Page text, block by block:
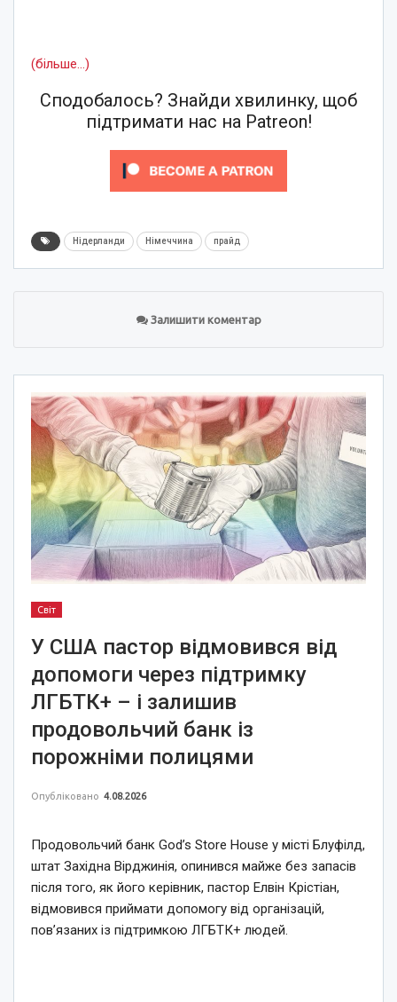
(більше…)
Сподобалось? Знайди хвилинку, щоб
підтримати нас на Patreon!
Нідерланди Німеччина прайд
Залишити коментар
Світ
У США пастор відмовився від
допомоги через підтримку
ЛГБТК+ – і залишив
продовольчий банк із
порожніми полицями
Опубліковано 4.08.2026
Продовольчий банк God’s Store House у місті Блуфілд,
штат Західна Вірджинія, опинився майже без запасів
після того, як його керівник, пастор Елвін Крістіан,
відмовився приймати допомогу від організацій,
пов’язаних із підтримкою ЛГБТК+ людей.